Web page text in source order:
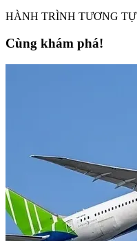
HÀNH TRÌNH TƯƠNG TỰ
Cùng khám phá!